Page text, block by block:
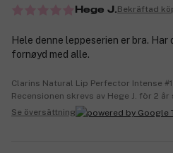
Hege J.Bekräftad
Hele denne leppeserien er bra.
fornøyd med alle.
Clarins Natural Lip Perfector Intense
Recensionen skrevs av Hege J. för 2
Se översättning